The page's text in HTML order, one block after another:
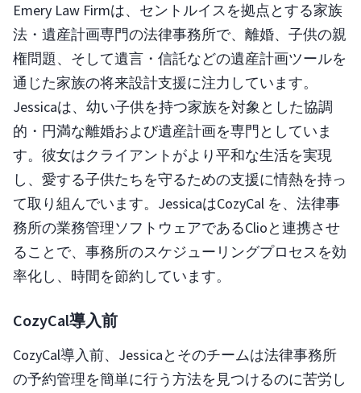
Emery Law Firmは、セントルイスを拠点とする家族
法・遺産計画専門の法律事務所で、離婚、子供の親
権問題、そして遺言・信託などの遺産計画ツールを
通じた家族の将来設計支援に注力しています。
Jessicaは、幼い子供を持つ家族を対象とした協調
的・円満な離婚および遺産計画を専門としていま
す。彼女はクライアントがより平和な生活を実現
し、愛する子供たちを守るための支援に情熱を持っ
て取り組んでいます。JessicaはCozyCal を、法律事
務所の業務管理ソフトウェアであるClioと連携させ
ることで、事務所のスケジューリングプロセスを効
率化し、時間を節約しています。
CozyCal導入前
CozyCal導入前、Jessicaとそのチームは法律事務所
の予約管理を簡単に行う方法を見つけるのに苦労し